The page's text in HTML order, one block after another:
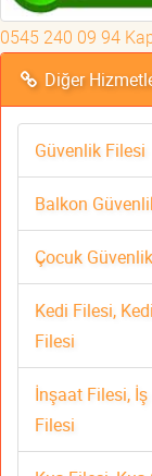
0545 240 09 94
Diğer
Güvenlik Filesi
Balkon
Çocuk
Kedi Filesi,
Filesi
İnşaat Filesi,
Filesi